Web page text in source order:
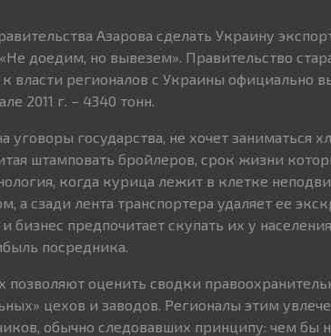
Азарова сделать Украину
доедим, но вывезем». Правительство
к власти регионалов с Украины официально
2011 г. – 4340 тонн.
уговоры государства, не хочет заниматься
штамповать бройлеров, срок жизни
когда курица лежит в клетке
а сзади лента транспортера удаляет ее
бизнес предпочитает скупать их у
посредника.
позволяют оценить сводки
цехов и заводов. Регионалы этим
обычно следовавших принципу: чем бы